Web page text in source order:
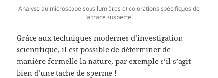
Analyse au microscope sous lumières et colorations spécifiques de
la trace suspecte.
Grâce aux techniques modernes d’investigation
scientifique, il est possible de déterminer de
manière formelle la nature, par exemple s’il s’agit
bien d’une tache de sperme !